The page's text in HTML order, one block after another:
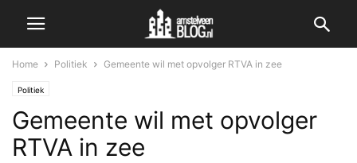
Home Politiek Gemeente wil met opvolger RTVA in zee
Politiek
Gemeente wil met opvolger
RTVA in zee